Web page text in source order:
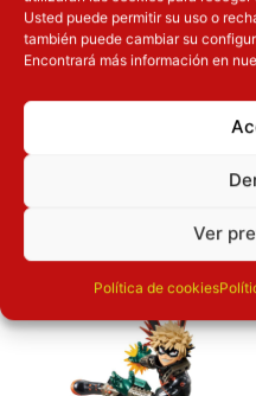
Usted puede permitir su uso o
también puede cambiar su
Encontrará más información en
Ver
Política de cookies
Dimensiones
OTROS
Inicie sesión
El precio original era: 32.90€.
El precio actual es: 26.32€.